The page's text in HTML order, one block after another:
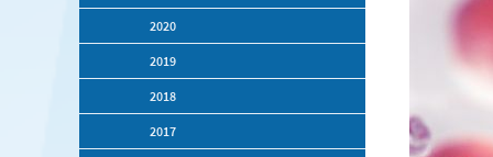
2020
2019
2018
2017